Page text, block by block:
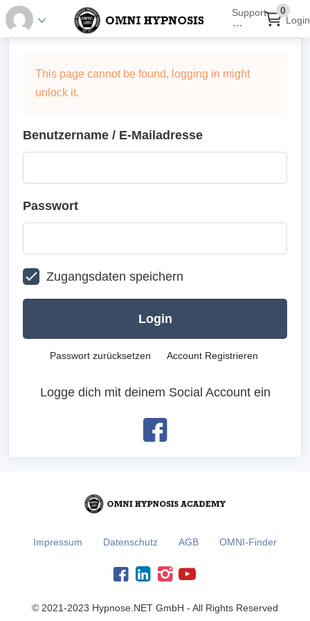
Support
⋯
0
Login
This page cannot be found, logging in might
unlock it.
Benutzername / E-Mailadresse
Passwort
Zugangsdaten speichern
Login
Passwort zurücksetzen Account Registrieren
Logge dich mit deinem Social Account ein
Impressum Datenschutz AGB OMNI-Finder
© 2021-2023 Hypnose.NET GmbH - All Rights Reserved